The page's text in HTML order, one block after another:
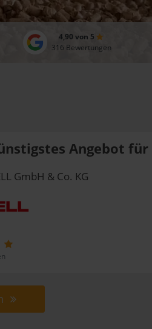
4,90 von 5
316 Bewertungen
Angebot für
GmbH & Co. KG